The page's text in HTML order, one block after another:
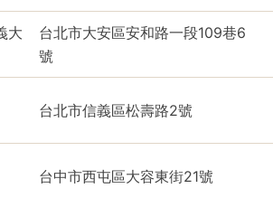
大
台北市大安區安和路一段109巷6
號
台北市信義區松壽路2號
台中市西屯區大容東街21號